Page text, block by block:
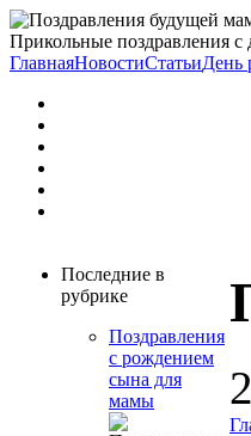
Прикольные поздравления
ГлавнаяНовостиСтатьиДень
Последние в
рубрике
Поздравления
с рождением
сына для
мамы